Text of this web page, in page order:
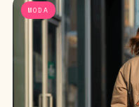
MODA